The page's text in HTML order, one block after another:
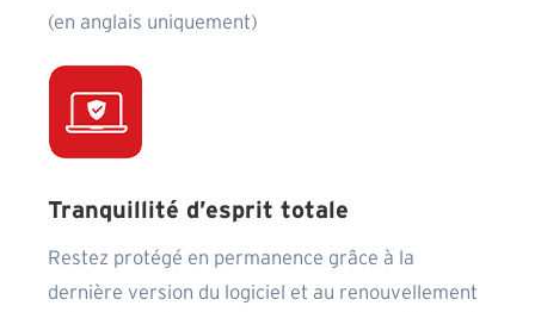
(en anglais uniquement)
Tranquillité d’esprit totale
Restez protégé en permanence grâce à la
dernière version du logiciel et au renouvellement